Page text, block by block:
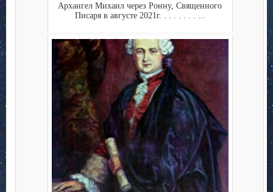
Архангел Михаил через Ронну, Священного
Писаря в августе 2021г. . . . . . . . ...